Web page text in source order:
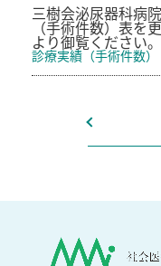
三樹会泌尿器科病
（手術件数）表を
より御覧ください
診療実績（手術件数）